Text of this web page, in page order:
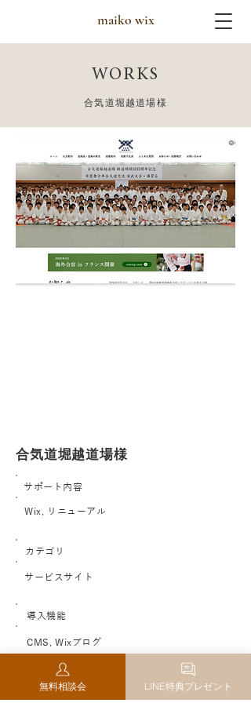
maiko wix
WORKS
合気道堀越道場様
合気道堀越道場様
サポート内容
Wix, リニューアル
カテゴリ
サービスサイト
導入機能
CMS, Wixブログ
サイトURL
無料相談会 LINE特典プレゼント